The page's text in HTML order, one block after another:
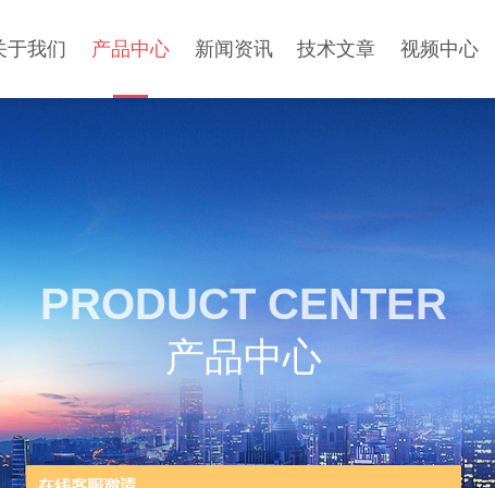
于我们 产品中心 新闻资讯 技术文章 视频中心
PRODUCT CENTER
产品中心